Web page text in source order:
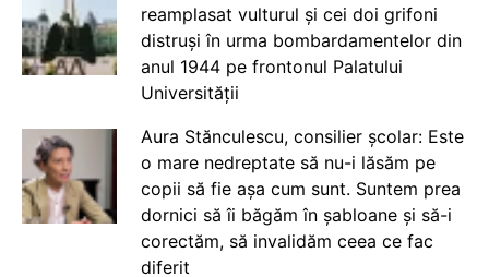
reamplasat vulturul și cei doi grifoni
distruși în urma bombardamentelor din
anul 1944 pe frontonul Palatului
Universității
Aura Stănculescu, consilier școlar: Este
o mare nedreptate să nu-i lăsăm pe
copii să fie așa cum sunt. Suntem prea
dornici să îi băgăm în șabloane și să-i
corectăm, să invalidăm ceea ce fac
diferit